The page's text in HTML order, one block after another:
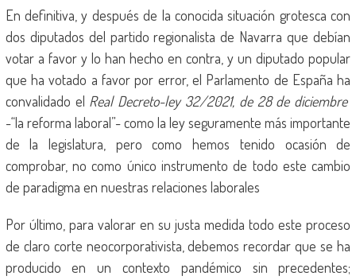
En definitiva, y después de la conocida situación grotesca con
dos diputados del partido regionalista de Navarra que debían
votar a favor y lo han hecho en contra, y un diputado popular
que ha votado a favor por error, el Parlamento de España ha
convalidado el Real Decreto-ley 32/2021, de 28 de diciembre
-“la reforma laboral”- como la ley seguramente más importante
de la legislatura, pero como hemos tenido ocasión de
comprobar, no como único instrumento de todo este cambio
de paradigma en nuestras relaciones laborales
Por último, para valorar en su justa medida todo este proceso
de claro corte neocorporativista, debemos recordar que se ha
producido en un contexto pandémico sin precedentes;